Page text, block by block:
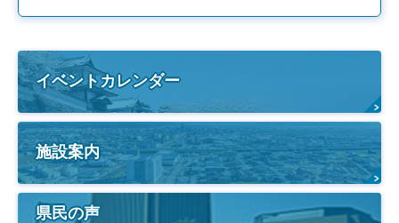
イベントカレンダー
施設案内
県民の声